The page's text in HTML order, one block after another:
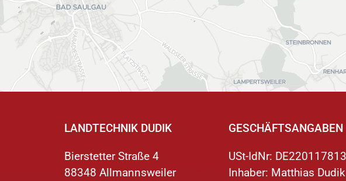
LANDTECHNIK DUDIK
Bierstetter Straße 4
88348 Allmannsweiler
GESCHÄFTSANGABEN
USt-IdNr: DE220117813
Inhaber: Matthias Dudik